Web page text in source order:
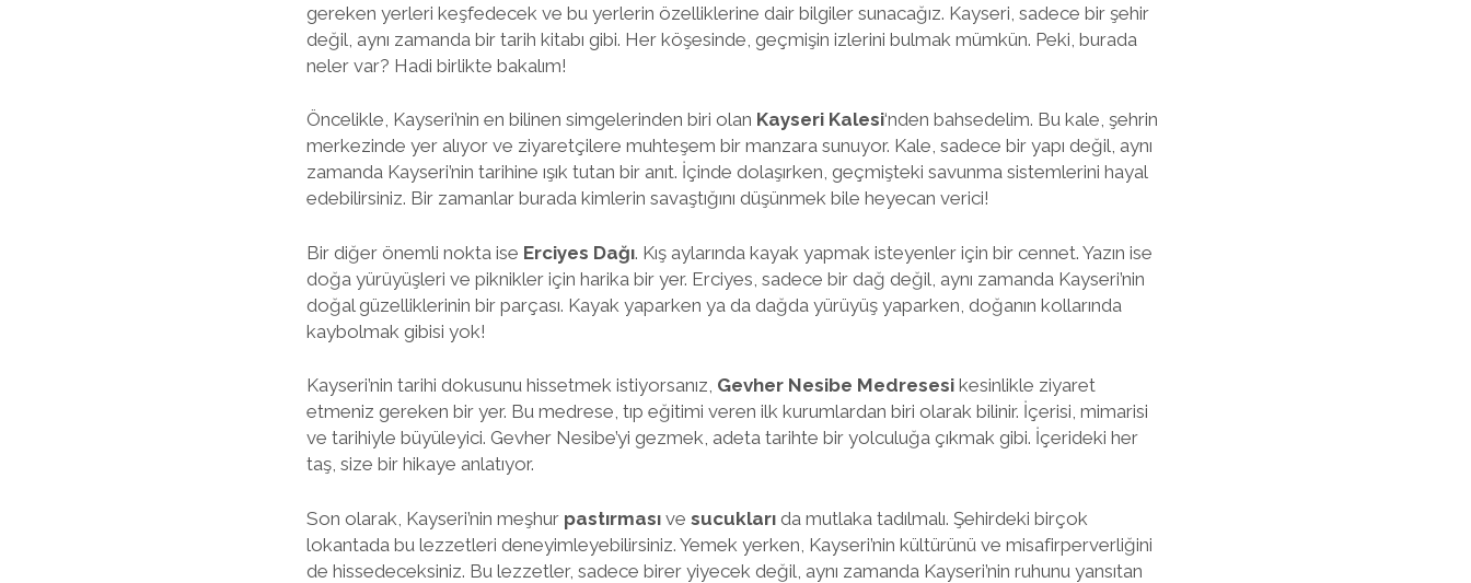
gereken yerleri keşfedecek ve bu yerlerin özelliklerine dair bilgiler sunacağız. Kayseri, sadece bir şehir
değil, aynı zamanda bir tarih kitabı gibi. Her köşesinde, geçmişin izlerini bulmak mümkün. Peki, burada
neler var? Hadi birlikte bakalım!
Öncelikle, Kayseri’nin en bilinen simgelerinden biri olan Kayseri Kalesi‘nden bahsedelim. Bu kale, şehrin
merkezinde yer alıyor ve ziyaretçilere muhteşem bir manzara sunuyor. Kale, sadece bir yapı değil, aynı
zamanda Kayseri’nin tarihine ışık tutan bir anıt. İçinde dolaşırken, geçmişteki savunma sistemlerini hayal
edebilirsiniz. Bir zamanlar burada kimlerin savaştığını düşünmek bile heyecan verici!
Bir diğer önemli nokta ise Erciyes Dağı. Kış aylarında kayak yapmak isteyenler için bir cennet. Yazın ise
doğa yürüyüşleri ve piknikler için harika bir yer. Erciyes, sadece bir dağ değil, aynı zamanda Kayseri’nin
doğal güzelliklerinin bir parçası. Kayak yaparken ya da dağda yürüyüş yaparken, doğanın kollarında
kaybolmak gibisi yok!
Kayseri’nin tarihi dokusunu hissetmek istiyorsanız, Gevher Nesibe Medresesikesinlikle ziyaret
etmeniz gereken bir yer. Bu medrese, tıp eğitimi veren ilk kurumlardan biri olarak bilinir. İçerisi, mimarisi
ve tarihiyle büyüleyici. Gevher Nesibe’yi gezmek, adeta tarihte bir yolculuğa çıkmak gibi. İçerideki her
taş, size bir hikaye anlatıyor.
Son olarak, Kayseri’nin meşhur pastırmasıve sucuklarıda mutlaka tadılmalı. Şehirdeki birçok
lokantada bu lezzetleri deneyimleyebilirsiniz. Yemek yerken, Kayseri’nin kültürünü ve misafirperverliğini
de hissedeceksiniz. Bu lezzetler, sadece birer yiyecek değil, aynı zamanda Kayseri’nin ruhunu yansıtan